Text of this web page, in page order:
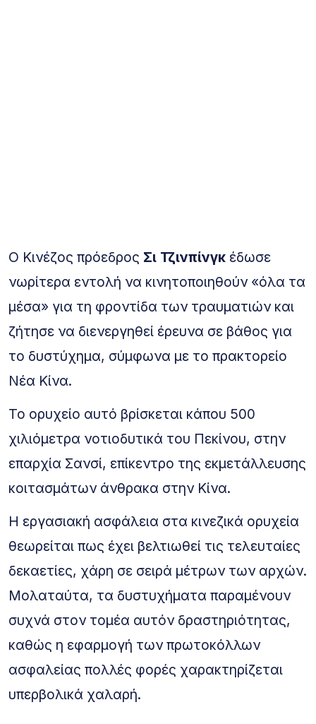
Ο Κινέζος πρόεδρος Σι Τζινπίνγκ έδωσε
νωρίτερα εντολή να κινητοποιηθούν «όλα τα
μέσα» για τη φροντίδα των τραυματιών και
ζήτησε να διενεργηθεί έρευνα σε βάθος για
το δυστύχημα, σύμφωνα με το πρακτορείο
Νέα Κίνα.
Το ορυχείο αυτό βρίσκεται κάπου 500
χιλιόμετρα νοτιοδυτικά του Πεκίνου, στην
επαρχία Σανσί, επίκεντρο της εκμετάλλευσης
κοιτασμάτων άνθρακα στην Κίνα.
Η εργασιακή ασφάλεια στα κινεζικά ορυχεία
θεωρείται πως έχει βελτιωθεί τις τελευταίες
δεκαετίες, χάρη σε σειρά μέτρων των αρχών.
Μολαταύτα, τα δυστυχήματα παραμένουν
συχνά στον τομέα αυτόν δραστηριότητας,
καθώς η εφαρμογή των πρωτοκόλλων
ασφαλείας πολλές φορές χαρακτηρίζεται
υπερβολικά χαλαρή.